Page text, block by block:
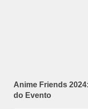
Anime Friends
do Evento